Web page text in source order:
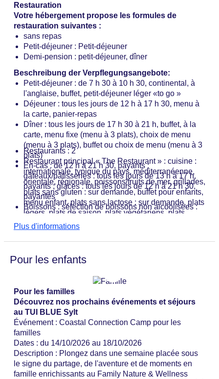
Restauration
Votre hébergement propose les formules de
restauration suivantes :
sans repas
Petit-déjeuner : Petit-déjeuner
Demi-pension : petit-déjeuner, dîner
Beschreibung der Verpflegungsangebote:
Petit-déjeuner : de 7 h 30 à 10 h 30, continental, à
l'anglaise, buffet, petit-déjeuner léger «to go »
Déjeuner : tous les jours de 12 h à 17 h 30, menu à
la carte, panier-repas
Dîner : tous les jours de 17 h 30 à 21 h, buffet, à la
carte, menu fixe (menu à 3 plats), choix de menu
(menu à 3 plats), buffet ou choix de menu (menu à 3
plats)
En-cas : de 12 h à 21 h 30, payants ;
gâteaux/pâtisseries : tous les jours de 13 h à 17 h,
payants ; glaces : tous les jours de 12 h à 21 h 30,
payantes
Boissons : sélection de boissons non alcoolisées :
nationales : payantes, sélection de boissons
payantes, café/thé l'après-midi : payants
obligatoires, payant, menu fixe
Dégustation de vins : payante, sur demande et sur
réservation uniquement
Offre spéciale Noël : buffet, Offre spéciale Réveillon
: buffet
Restaurants : 2
Restaurant principal « The Restaurant » : cuisine :
internationale, typique du pays, méditerranéenne,
orientale, régionale, poissons/fruits de mer, grillades,
plats sans gluten : sur demande, buffet pour enfants,
menu enfant, plats sans lactose : sur demande, plats
légers, plats de saison, plats végétariens, plats
végétaliens, buffet, Showcooking, janvier -
17 h 30 à 21 h 00, avec terrasse, chaise haute pour
enfants, tenue correcte demandée
Restaurant « Lekkersnuut » : cuisine : internationale,
typique du pays, régionale, poissons/fruits de mer,
plats sans gluten : sur demande, menu enfant, plats
sans lactose : sur demande, plats légers, plats de
saison, plats végétariens, plats végétaliens, à la
carte, pas besoin de demander ni de réserver,
payant, janvier - décembre, mer. - dim. 17 h - 21 h
30, avec terrasse, chaise haute, tenue correcte
demandée
Bar « The Bar » : de janvier à décembre, tous les
jours de 12 h à minuit, payant
Plus d'informations
Pour les enfants
Pour les familles
Découvrez nos prochains événements et séjours
au TUI BLUE Sylt
Événement : Coastal Connection Camp pour les
familles
Dates : du 14/10/2026 au 18/10/2026
Description : Plongez dans une semaine placée sous
le signe du partage, de l'aventure et de moments en
famille enrichissants au Family Nature & Wellness